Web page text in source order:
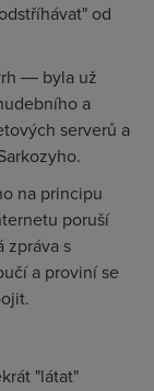
od
― byla už
a
serverů a
na principu
poruší
zpráva s
a proviní se
"látat"